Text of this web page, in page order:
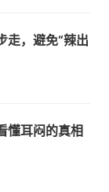
走，避免“辣出
懂耳闷的真相